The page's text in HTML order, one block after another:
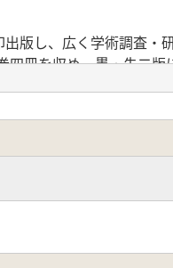
版し、広く学術調査・
冊を収め、墨・朱二